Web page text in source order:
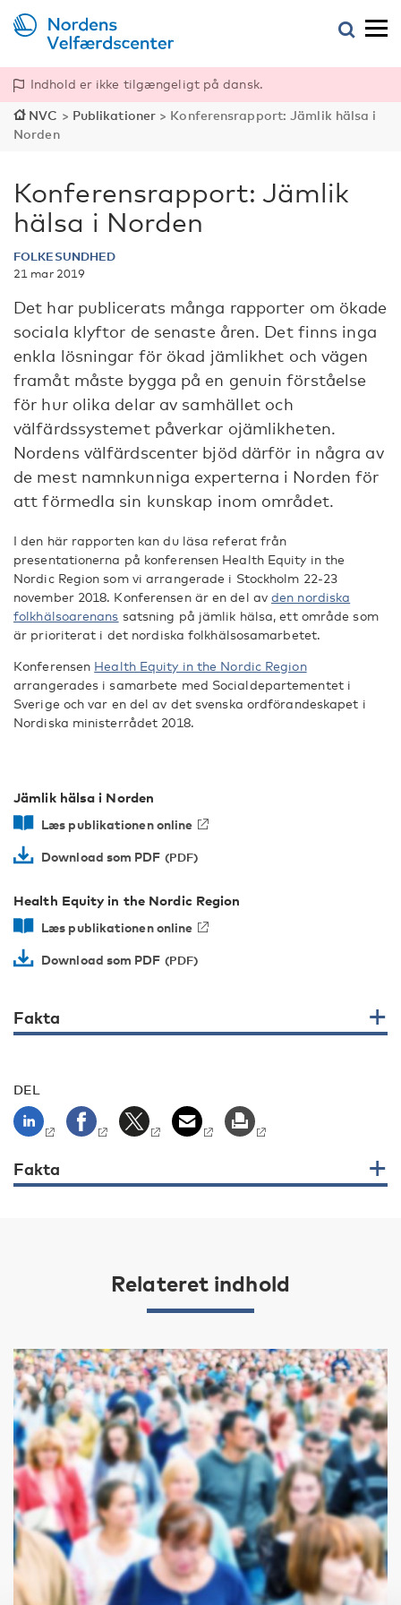
Indhold er ikke tilgængeligt på dansk.
NVC > Publikationer > Konferensrapport: Jämlik hälsa i
Norden
Konferensrapport: Jämlik
hälsa i Norden
FOLKESUNDHED
21 mar 2019
Det har publicerats många rapporter om ökade
sociala klyftor de senaste åren. Det finns inga
enkla lösningar för ökad jämlikhet och vägen
framåt måste bygga på en genuin förståelse
för hur olika delar av samhället och
välfärdssystemet påverkar ojämlikheten.
Nordens välfärdscenter bjöd därför in några av
de mest namnkunniga experterna i Norden för
att förmedla sin kunskap inom området.
I den här rapporten kan du läsa referat från
presentationerna på konferensen Health Equity in the
Nordic Region som vi arrangerade i Stockholm 22-23
november 2018. Konferensen är en del avden nordiska
folkhälsoarenans satsning på jämlik hälsa, ett område som
är prioriterat i det nordiska folkhälsosamarbetet.
Konferensen Health Equity in the Nordic Region
arrangerades i samarbete med Socialdepartementet i
Sverige och var en del av det svenska ordförandeskapet i
Nordiska ministerrådet 2018.
Jämlik hälsa i Norden
Læs publikationen online
Download som PDF
Health Equity in the Nordic Region
Læs publikationen online
Download som PDF
Fakta
DEL
Fakta
Relateret indhold